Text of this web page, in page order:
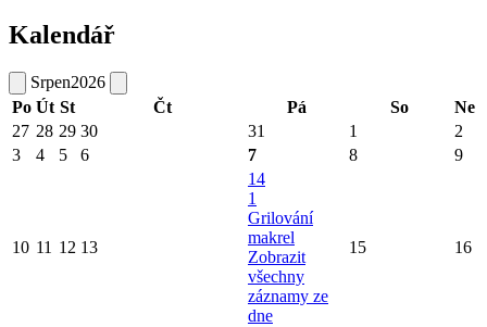
Kalendář
Srpen2026
Po Út St Čt Pá So
Ne
27 28 29 30 31 1
2
3
4 5 6 7 8 9
10 11 12 13
14
1
Grilování
makrel
Zobrazit
všechny
záznamy ze
dne
15 16